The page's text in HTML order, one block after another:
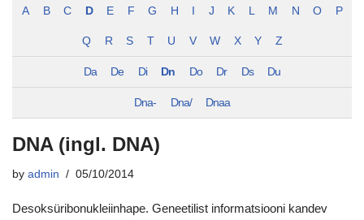
A B C D E F G H J K L M N O P
Q R S T U V W X Y Z
Da De Di Dn Do Dr Ds Du
Dna- Dna/ Dnaa
DNA (ingl. DNA)
by admin 05/10/2014
Desoksüribonukleiinhape. Geneetilist informatsiooni kandev